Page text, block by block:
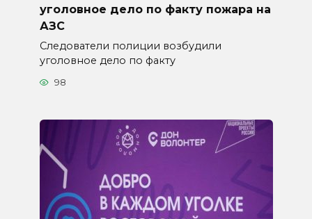
уголовное дело по факту пожара на
АЗС
Следователи полиции возбудили
уголовное дело по факту
98